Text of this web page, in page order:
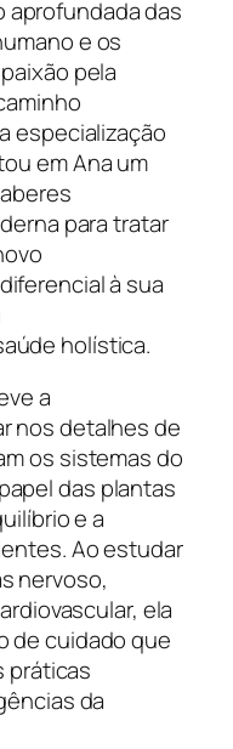
aprofundada das
e os
pela
especialização
em Ana um
para tratar
à sua
holística.
a
nos detalhes de
os sistemas do
das plantas
e a
Ao estudar
nervoso,
ela
de cuidado que
práticas
da